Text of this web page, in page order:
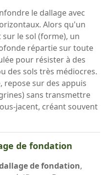
le dallage avec
Alors qu'un
le sol (forme), un
répartie sur toute
pour résister à des
des sols très médiocres.
repose sur des appuis
sans transmettre
jacent, créant souvent
de fondation
de fondation,